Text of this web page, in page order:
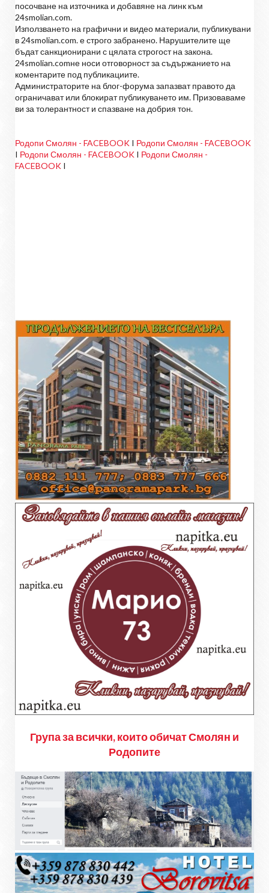
посочване на източника и добавяне на линк към
24smolian.com.
Използването на графични и видео материали, публикувани
в 24smolian.com. е строго забранено. Нарушителите ще
бъдат санкционирани с цялата строгост на закона.
24smolian.comне носи отговорност за съдържанието на
коментарите под публикациите.
Администраторите на блог-форума запазват правото да
ограничават или блокират публикуването им. Призоваваме
ви за толерантност и спазване на добрия тон.
Родопи Смолян - FACEBOOK I Родопи Смолян - FACEBOOK
I Родопи Смолян - FACEBOOK I Родопи Смолян -
FACEBOOK I
Група за всички, които обичат Смолян и
Родопите